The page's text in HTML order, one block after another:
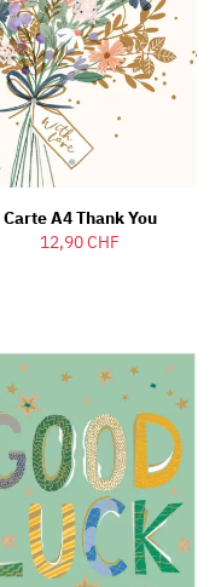
Carte A4 Thank You
12,90 CHF